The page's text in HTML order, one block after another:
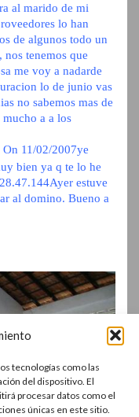
tecnologías como las
del dispositivo. El
procesar datos como el
únicas en este sitio.
al marido de mi
lo han
de algunos todo un
nos tenemos que
me voy a nadarde
lo de junio vas
no sabemos mas de
mucho a a los
On 11/02/2007ye
bien ya q te lo he
estuve
al domino. Bueno a